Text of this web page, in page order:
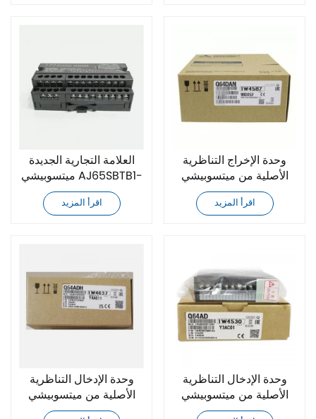
العلامة التجارية الجديدة
ميتسوبيشي AJ65SBTB1-
16DT وحدة الإدخال/
الإخراج المدمجة
اقرأ المزيد
وحدة الإخراج التناظرية
الأصلية من ميتسوبيشي
Q64DAN
اقرأ المزيد
وحدة الإدخال التناظرية
الأصلية من ميتسوبيشي
Q64ADH
وحدة الإدخال التناظرية
الأصلية من ميتسوبيشي
Q64AD